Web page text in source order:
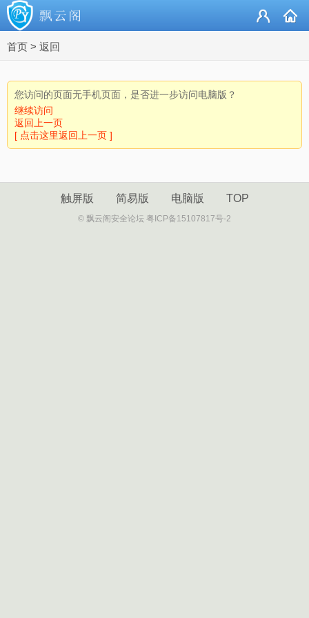
首页 > 返回
您访问的页面无手机页面，是否进一步访问电脑版？
继续访问
返回上一页
[ 点击这里返回上一页 ]
触屏版 简易版 电脑版 TOP
© 飘云阁安全论坛 粤ICP备15107817号-2